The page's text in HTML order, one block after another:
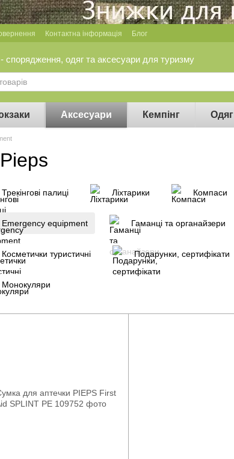
Контактна інформація Блог
- спорядження, одяг та аксесуари для туризму
Аксесуари Кемпінг Одяг
Трекінгові палиці Ліхтарики Компаси
Emergency equipment Гаманці та органайзери
Косметички туристичні Подарунки, сертифікати
Монокуляри